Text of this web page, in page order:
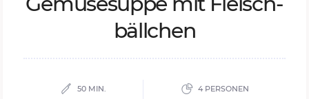
bäll­chen
50 MIN. 4 PERSONEN